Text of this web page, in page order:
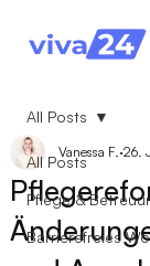
All Posts
Pflege &
Barrierefreies
All Posts
Vanessa F. 26.